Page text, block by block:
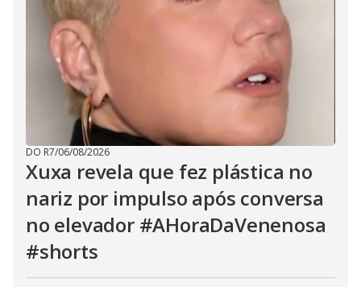
DO R7/06/08/2026
Xuxa revela que fez plástica no
nariz por impulso após conversa
no elevador #AHoraDaVenenosa
#shorts